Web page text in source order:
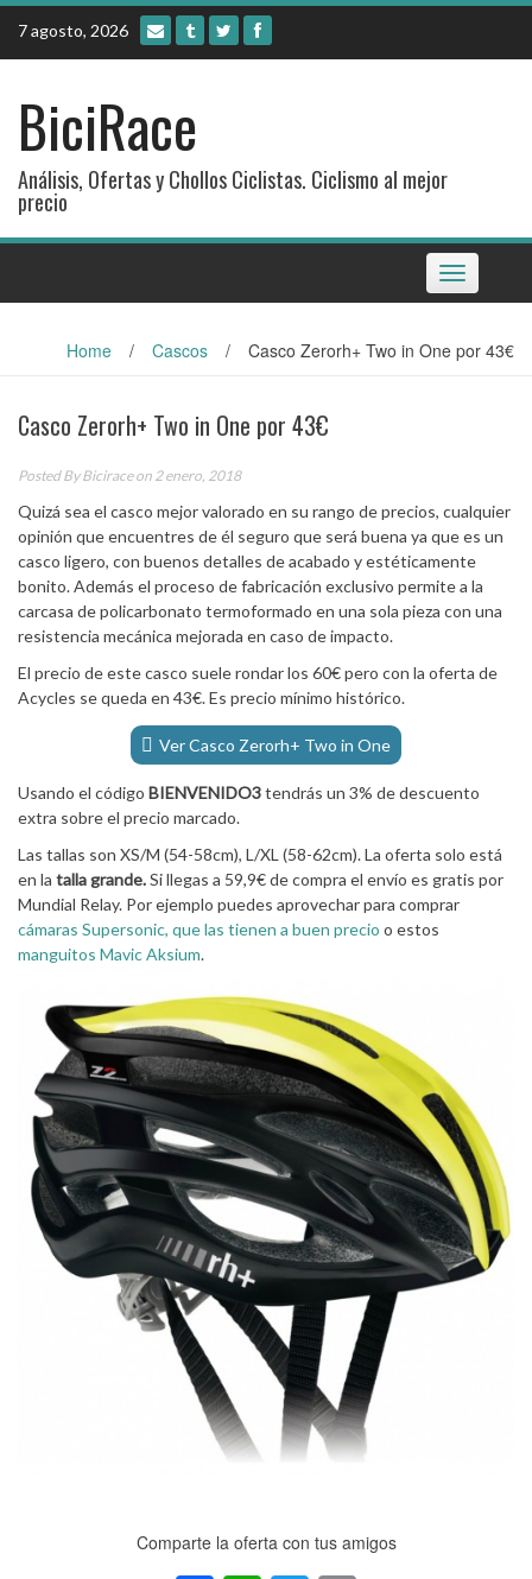
Skip
content
7 agosto, 2026
BiciRace
Análisis, Ofertas y Chollos Ciclistas. Ciclismo al mejor
precio
Toggle
navigation
Home / Cascos / Casco Zerorh+ Two in One por 43€
Casco Zerorh+ Two in One por 43€
Posted ByBiciraceon 2 enero, 2018
Quizá sea el casco mejor valorado en su rango de precios, cualquier
opinión que encuentres de él seguro que será buena ya que es un
casco ligero, con buenos detalles de acabado y estéticamente
bonito. Además el proceso de fabricación exclusivo permite a la
carcasa de policarbonato termoformado en una sola pieza con una
resistencia mecánica mejorada en caso de impacto.
El precio de este casco suele rondar los 60€ pero con la oferta de
Acycles se queda en 43€. Es precio mínimo histórico.
Ver Casco Zerorh+ Two in One
Usando el código BIENVENIDO3tendrás un 3% de descuento
extra sobre el precio marcado.
Las tallas son XS/M (54-58cm), L/XL (58-62cm). La oferta solo está
en la talla grande.Si llegas a 59,9€ de compra el envío es gratis por
Mundial Relay. Por ejemplo puedes aprovechar para comprar
cámaras Supersonic, que las tienen a buen precio o estos
manguitos Mavic Aksium.
Comparte la oferta con tus amigos